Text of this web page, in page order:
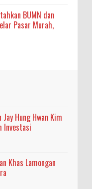
BUMN dan
Pasar Murah,
Hung Hwan Kim
Investasi
Khas Lamongan